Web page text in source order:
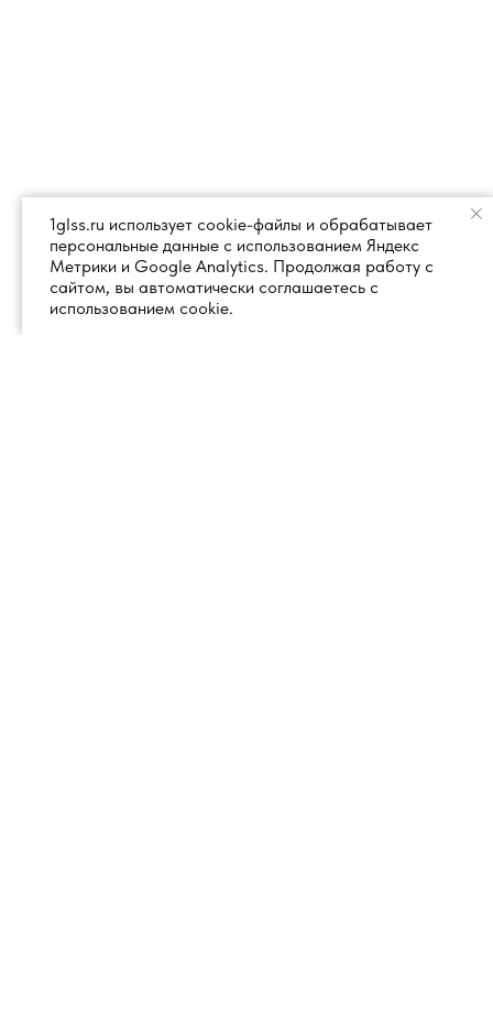
1glss.ru использует cookie-файлы и обрабатывает
персональные данные с использованием Яндекс
Метрики и Google Analytics. Продолжая работу с
сайтом, вы автоматически соглашаетесь с
использованием cookie.